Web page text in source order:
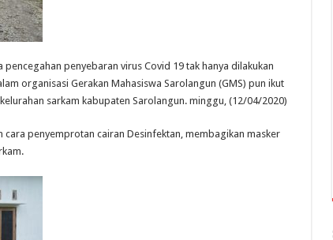
pencegahan penyebaran virus Covid 19 tak hanya dilakukan
organisasi Gerakan Mahasiswa Sarolangun (GMS) pun ikut
sarkam kabupaten Sarolangun. minggu, (12/04/2020)
cara penyemprotan cairan Desinfektan, membagikan masker